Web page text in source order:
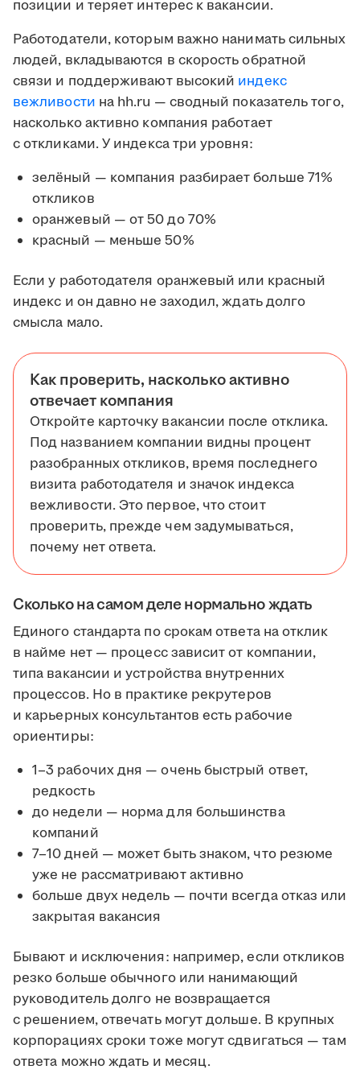
позиции и теряет интерес к вакансии.
Работодатели, которым важно нанимать сильных
людей, вкладываются в скорость обратной
связи и поддерживают высокий индекс
вежливости на hh.ru — сводный показатель того,
насколько активно компания работает
с откликами. У индекса три уровня:
зелёный — компания разбирает больше 71%
откликов
оранжевый — от 50 до 70%
красный — меньше 50%
Если у работодателя оранжевый или красный
индекс и он давно не заходил, ждать долго
смысла мало.
Как проверить, насколько активно
отвечает компания
Откройте карточку вакансии после отклика.
Под названием компании видны процент
разобранных откликов, время последнего
визита работодателя и значок индекса
вежливости. Это первое, что стоит
проверить, прежде чем задумываться,
почему нет ответа.
Сколько на самом деле нормально ждать
Единого стандарта по срокам ответа на отклик
в найме нет — процесс зависит от компании,
типа вакансии и устройства внутренних
процессов. Но в практике рекрутеров
и карьерных консультантов есть рабочие
ориентиры:
1–3 рабочих дня — очень быстрый ответ,
редкость
до недели — норма для большинства
компаний
7–10 дней — может быть знаком, что резюме
уже не рассматривают активно
больше двух недель — почти всегда отказ или
закрытая вакансия
Бывают и исключения: например, если откликов
резко больше обычного или нанимающий
руководитель долго не возвращается
с решением, отвечать могут дольше. В крупных
корпорациях сроки тоже могут сдвигаться — там
ответа можно ждать и месяц.